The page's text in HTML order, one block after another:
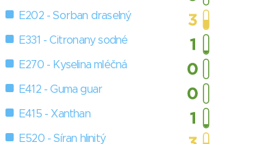
E202 - Sorban draselný
E331 - Citronany sodné
E270 - Kyselina mléčná
E412 - Guma guar
E415 - Xanthan
E520 - Síran hlinitý